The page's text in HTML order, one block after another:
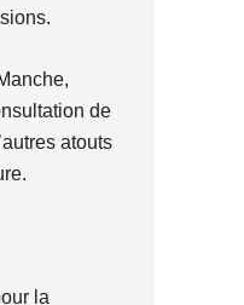
de
atouts
la